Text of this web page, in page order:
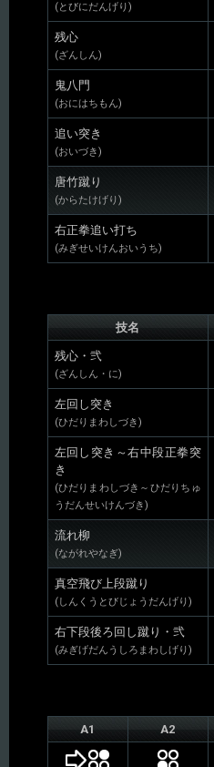
(とびにだんげり)
残心
(ざんしん)
鬼八門
(おにはちもん)
追い突き
(おいづき)
唐竹蹴り
(からたけげり)
右正拳追い打ち
(みぎせいけんおいうち)
技名
残心・弐
(ざんしん・に)
左回し突き
(ひだりまわしづき)
左回し突き～右中段正拳突
き
(ひだりまわしづき～ひだりちゅ
うだんせいけんづき)
流れ柳
(ながれやなぎ)
真空飛び上段蹴り
(しんくうとびじょうだんげり)
右下段後ろ回し蹴り・弐
(みぎげだんうしろまわしげり)
A1 A2